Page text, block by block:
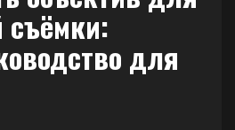
съёмки:
для